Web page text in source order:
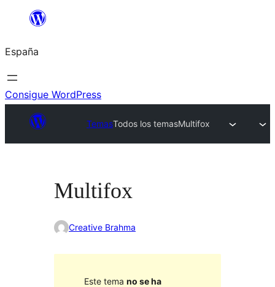
Saltar
contenido
España
Consigue WordPress
TemasTodos los temasMultifox
Multifox
Creative Brahma
Este tema no se ha